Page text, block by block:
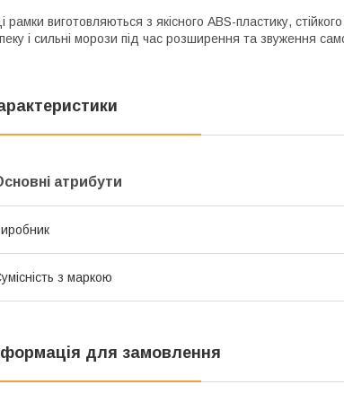
рамки виготовляються з якісного ABS-пластику,
і сильні морози під час розширення та звуження
атрибути
з маркою
для замовлення